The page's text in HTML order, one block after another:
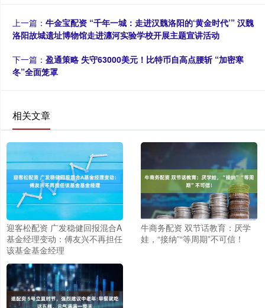
上一篇： 牛金宝配资 “千年一城：走进汉魏洛阳的‘黄金时代’” 汉魏
洛阳故城遗址博物馆走进瀍河实验学校开展主题宣讲活动
下一篇： 盈通策略 失守63000美元！比特币自高点腰斩 “加密寒
冬”全面笼罩
相关文章
迎客松配资 广发稳健回报混合A
基金经理变动：傅友兴不再担任
该基金基金经理
牛商务配资 双节话教育：厌学
娃，“接纳”“等周期”不可信！